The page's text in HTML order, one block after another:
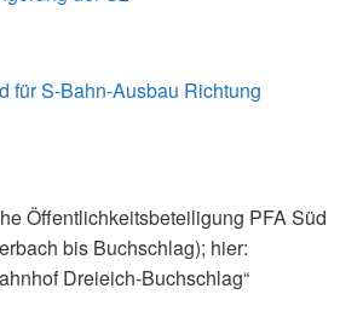
für S-Bahn-Ausbau Richtung
Öffentlichkeitsbeteiligung PFA Süd
bis Buchschlag); hier:
Dreieich-Buchschlag“